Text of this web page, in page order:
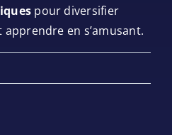
pour diversifier
apprendre en s’amusant.